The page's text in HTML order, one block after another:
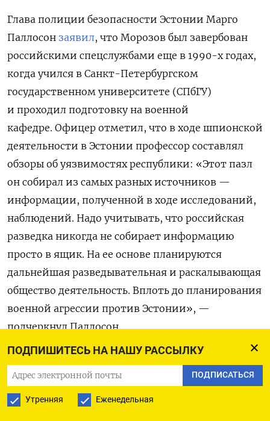
ПОДПИШИТЕСЬ НА НАШУ РАССЫЛКУ
ПОДПИСАТЬСЯ
Утренняя Еженедельная
Глава полиции безопасности Эстонии Марго
Паллосон заявил, что Морозов был завербован
российскими спецслужбами еще в 1990-х годах,
когда учился в Санкт-Петербургском
государственном университете (СПбГУ)
и проходил подготовку на военной
кафедре. Офицер отметил, что в ходе шпионской
деятельности в Эстонии профессор составлял
обзоры об уязвимостях республики: «Этот пазл
он собирал из самых разных источников —
информации, полученной в ходе исследований,
наблюдений. Надо учитывать, что российская
разведка никогда не собирает информацию
просто в ящик. На ее основе планируются
дальнейшая разведывательная и раскалывающая
общество деятельность. Вплоть до планирования
военной агрессии против Эстонии», —
подчеркнул Паллосон.
Ведущий прокурор Таави Перн добавил, что
Морозовне владел сведениями, составляющими
государственную тайну, но как ученый имел